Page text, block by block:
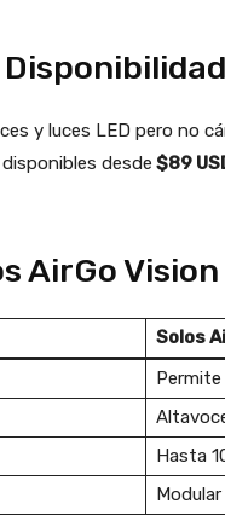
y luces LED pero no
desde $89
AirGo
Solos
Hasta